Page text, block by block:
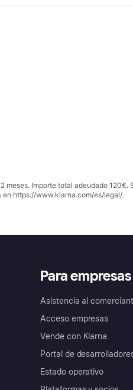
Importe total adeudado
en https://www.klarna.com/es/legal/.
Para empresas
Asistencia al
Acceso empresas
Vende con Klarna
Portal de
Estado operativo